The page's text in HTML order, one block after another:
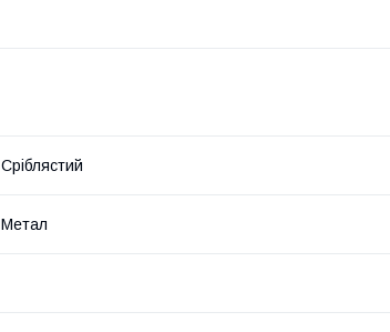
Сріблястий
Метал